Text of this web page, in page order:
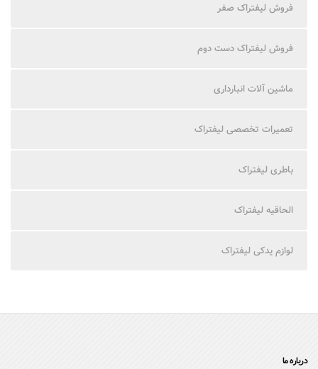
فروش لیفتراک صفر
فروش لیفتراک دست دوم
ماشین آلات انبارداری
تعمیرات تخصصی لیفتراک
باطری لیفتراک
الحاقیه لیفتراک
لوازم یدکی لیفتراک
درباره ما